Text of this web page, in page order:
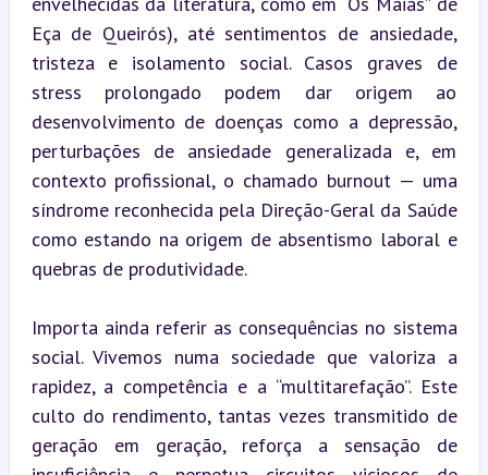
Eça de Queirós), até sentimentos de ansiedade,
tristeza e isolamento social. Casos graves de
stress prolongado podem dar origem ao
desenvolvimento de doenças como a depressão,
perturbações de ansiedade generalizada e, em
contexto profissional, o chamado burnout — uma
síndrome reconhecida pela Direção-Geral da Saúde
como estando na origem de absentismo laboral e
quebras de produtividade.
Importa ainda referir as consequências no sistema
social. Vivemos numa sociedade que valoriza a
rapidez, a competência e a “multitarefação”. Este
culto do rendimento, tantas vezes transmitido de
geração em geração, reforça a sensação de